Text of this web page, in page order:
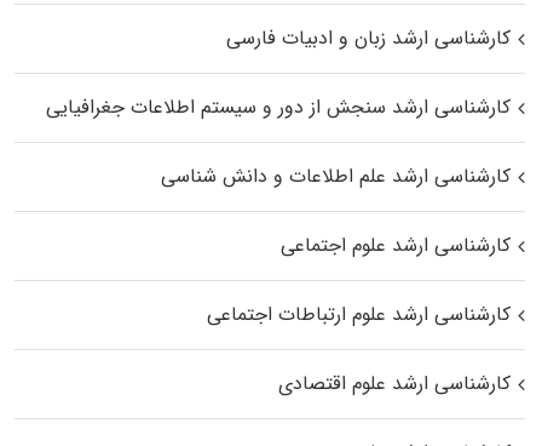
کارشناسی ارشد زبان و ادبیات فارسی
کارشناسی ارشد سنجش از دور و سیستم اطلاعات جغرافیایی
کارشناسی ارشد علم اطلاعات و دانش شناسی
کارشناسی ارشد علوم اجتماعی
کارشناسی ارشد علوم ارتباطات اجتماعی
کارشناسی ارشد علوم اقتصادی